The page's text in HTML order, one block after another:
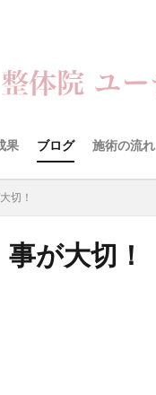
果 ブログ 施術の流れ
切！
が大切！